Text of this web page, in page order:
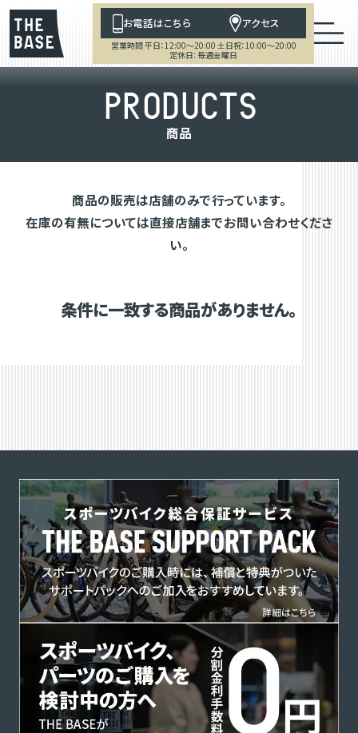
お電話はこちら アクセス
営業時間 平日：12:00～20:00 土日祝：10:00～20:00
定休日：毎週金曜日
PRODUCTS
商品
商品の販売は店舗のみで行っています。
在庫の有無については直接店舗までお問い合わせくださ
い。
条件に一致する商品がありません。